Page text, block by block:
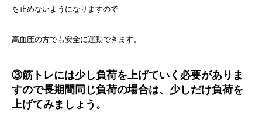
を止めないようになりますので
高血圧の方でも安全に運動できます。
③筋トレには少し負荷を上げていく必要がありま
すので長期間同じ負荷の場合は、少しだけ負荷を
上げてみましょう。